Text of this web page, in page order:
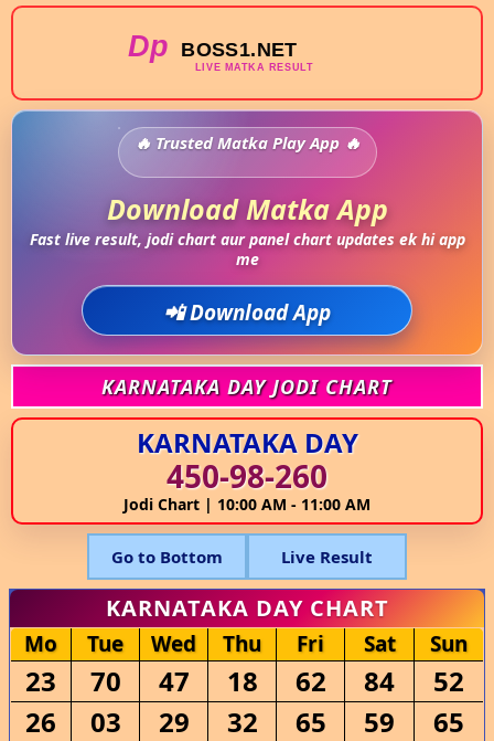
Trusted Matka Play App
Download Matka App
Fast live result, jodi chart aur panel chart updates ek hi app
me
📲 Download App
KARNATAKA DAY JODI CHART
KARNATAKA DAY
450-98-260
Jodi Chart | 10:00 AM - 11:00 AM
Go to Bottom Live Result
KARNATAKA DAY CHART
Mo Tue Wed Thu Fri Sat Sun
23 70 47 18 62 84
52
26
03 29 32 65 59
65